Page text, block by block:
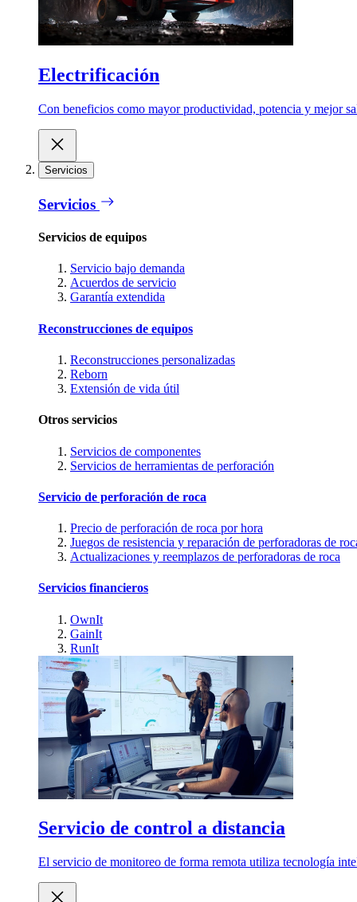
Electrificación
Con beneficios como mayor productividad, potencia y mejor
Servicios
Servicios
Servicios de equipos
Servicio bajo demanda
Acuerdos de servicio
Garantía extendida
Reconstrucciones de equipos
Reconstrucciones personalizadas
Reborn
Extensión de vida útil
Otros servicios
Servicios de componentes
Servicios de herramientas de perforación
Servicio de perforación de roca
Precio de perforación de roca por hora
Juegos de resistencia y reparación de perforadoras de
Actualizaciones y reemplazos de perforadoras de roca
Servicios financieros
OwnIt
GainIt
RunIt
Servicio de control a distancia
El servicio de monitoreo de forma remota utiliza tecnología